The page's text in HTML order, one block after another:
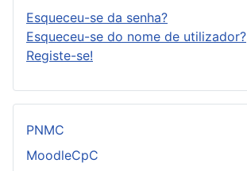
Esqueceu-se da senha?
Esqueceu-se do nome de utilizador?
Registe-se!
PNMC
MoodleCpC